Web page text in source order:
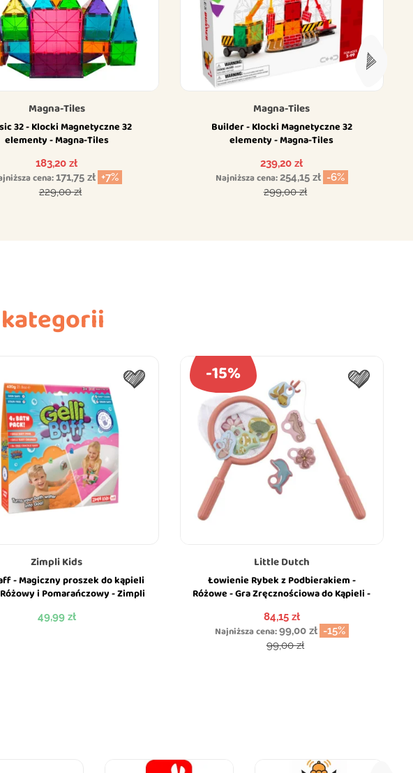
Magna-Tiles
32 - Klocki Magnetyczne 32
elementy - Magna-Tiles
Cena
183,20 zł
cena:171,75 zł +7%
Cena podstawowa
229,00 zł
Magna-Tiles
Builder - Klocki Magnetyczne 32
elementy - Magna-Tiles
Cena
239,20 zł
Najniższa cena:254,15 zł -6%
Cena podstawowa
299,00 zł
kategorii
Zimpli Kids
- Magiczny proszek do kąpieli
i Pomarańczowy - Zimpli
Cena
49,99 zł
Little Dutch
Łowienie Rybek z Podbierakiem -
Różowe - Gra Zręcznościowa do Kąpieli -
Cena
84,15 zł
Najniższa cena:99,00 zł -15%
Cena podstawowa
99,00 zł
-15%